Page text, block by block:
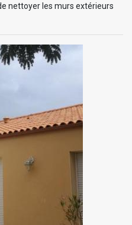
nettoyer les murs extérieurs